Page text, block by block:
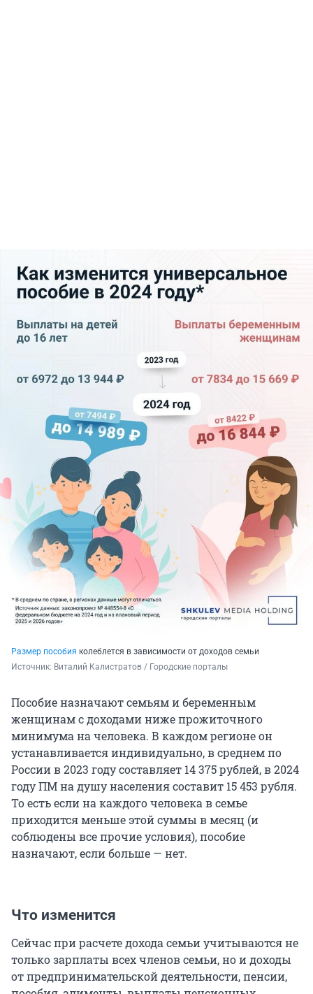
Размер пособия колеблется в зависимости от доходов семьи
Источник: Виталий Калистратов / Городские порталы
Пособие назначают семьям и беременным
женщинам с доходами ниже прожиточного
минимума на человека. В каждом регионе он
устанавливается индивидуально, в среднем по
России в 2023 году составляет 14 375 рублей, в 2024
году ПМ на душу населения составит 15 453 рубля.
То есть если на каждого человека в семье
приходится меньше этой суммы в месяц (и
соблюдены все прочие условия), пособие
назначают, если больше — нет.
Что изменится
Сейчас при расчете дохода семьи учитываются не
только зарплаты всех членов семьи, но и доходы
от предпринимательской деятельности, пенсии,